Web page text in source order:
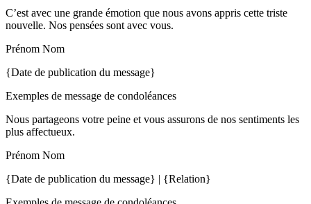
C’est avec une grande émotion que nous avons appris cette triste
nouvelle. Nos pensées sont avec vous.
Prénom Nom
{Date de publication du message}
Exemples de message de condoléances
Nous partageons votre peine et vous assurons de nos sentiments les
plus affectueux.
Prénom Nom
{Date de publication du message} | {Relation}